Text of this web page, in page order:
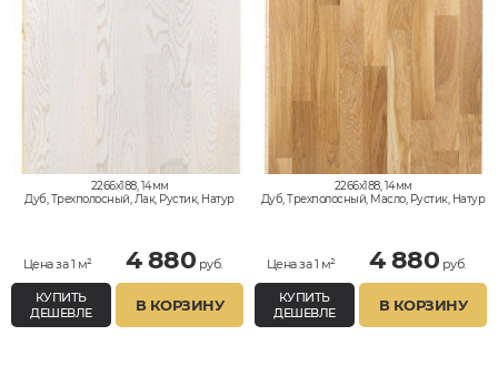
2266x188, 14мм
Дуб, Трехполосный, Лак, Рустик, Натур
Цена за 1 м² 4 880 руб.
КУПИТЬ
ДЕШЕВЛЕ
В КОРЗИНУ
2266x188, 14мм
Дуб, Трехполосный, Масло, Рустик, Натур
Цена за 1 м² 4 880 руб.
КУПИТЬ
ДЕШЕВЛЕ
В КОРЗИНУ